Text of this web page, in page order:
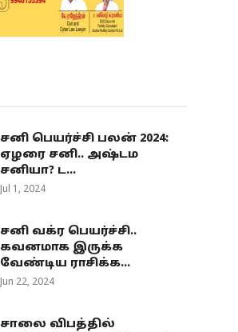
சனி பெயர்ச்சி பலன் 2024:
ஏழரை சனி.. அஷ்டம
சனியா? ட...
Jul 1, 2024
சனி வக்ர பெயர்ச்சி..
கவனமாக இருக்க
வேண்டிய ராசிக்க...
Jun 22, 2024
சாலை விபத்தில்